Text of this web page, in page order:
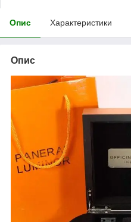
Опис Характеристики
Опис